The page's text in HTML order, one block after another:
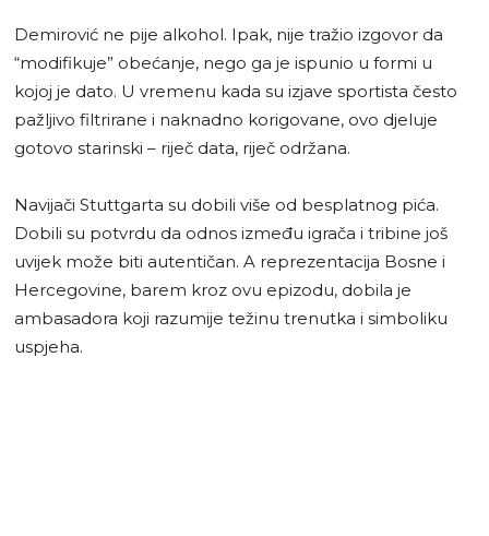
Demirović ne pije alkohol. Ipak, nije tražio izgovor da
“modifikuje” obećanje, nego ga je ispunio u formi u
kojoj je dato. U vremenu kada su izjave sportista često
pažljivo filtrirane i naknadno korigovane, ovo djeluje
gotovo starinski – riječ data, riječ održana.
Navijači Stuttgarta su dobili više od besplatnog pića.
Dobili su potvrdu da odnos između igrača i tribine još
uvijek može biti autentičan. A reprezentacija Bosne i
Hercegovine, barem kroz ovu epizodu, dobila je
ambasadora koji razumije težinu trenutka i simboliku
uspjeha.